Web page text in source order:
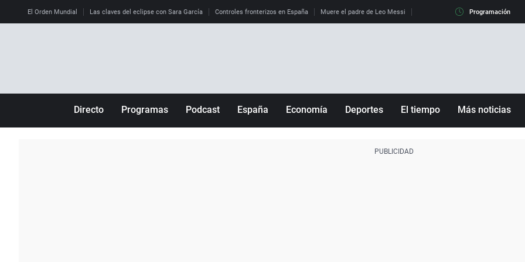
El Orden Mundial Las claves del eclipse con Sara García Controles fronterizos en España Muere el padre de Leo Messi La diferencia entre observar el
Programación
Directo Programas Podcast España Economía Deportes El tiempo Más noticias